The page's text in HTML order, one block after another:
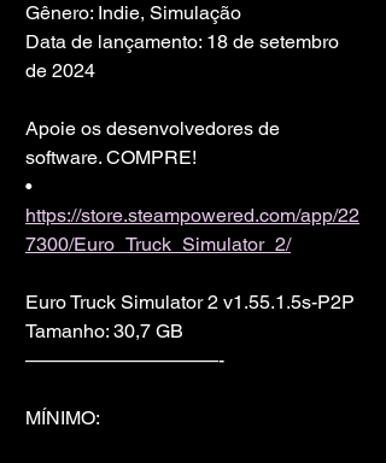
Gênero: Indie, Simulação
Data de lançamento: 18 de setembro
de 2024
Apoie os desenvolvedores de
software. COMPRE!
•
https://store.steampowered.com/app/22
7300/Euro_Truck_Simulator_2/
Euro Truck Simulator 2 v1.55.1.5s-P2P
Tamanho: 30,7 GB
——————————-
MÍNIMO: